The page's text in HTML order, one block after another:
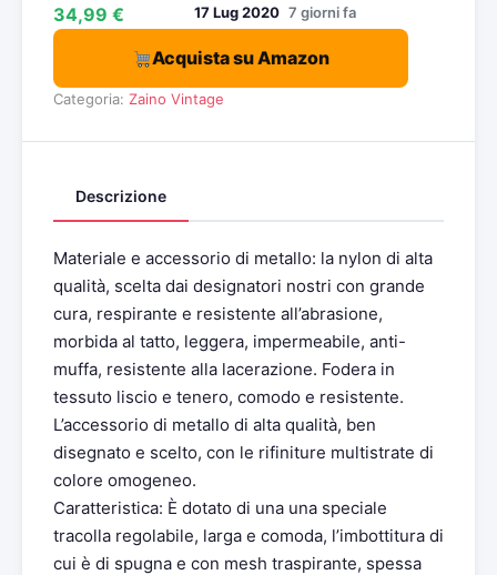
34,99 € 17 Lug 2020 7 giorni fa
Acquista su Amazon
Categoria: Zaino Vintage
Descrizione
Materiale e accessorio di metallo: la nylon di alta
qualità, scelta dai designatori nostri con grande
cura, respirante e resistente all’abrasione,
morbida al tatto, leggera, impermeabile, anti-
muffa, resistente alla lacerazione. Fodera in
tessuto liscio e tenero, comodo e resistente.
L’accessorio di metallo di alta qualità, ben
disegnato e scelto, con le rifiniture multistrate di
colore omogeneo.
Caratteristica: È dotato di una una speciale
tracolla regolabile, larga e comoda, l’imbottitura di
cui è di spugna e con mesh traspirante, spessa